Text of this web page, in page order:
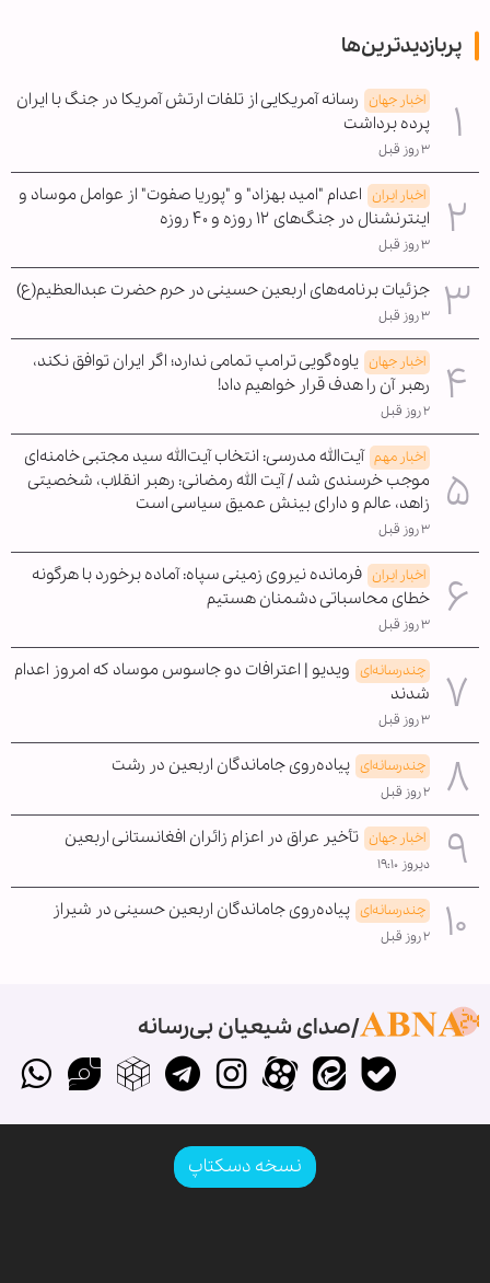
پربازدیدترین‌ها
اخبار جهان رسانه آمریکایی از تلفات ارتش آمریکا در جنگ با ایران
پرده برداشت
۳ روز قبل
اخبار ایران اعدام "امید بهزاد" و "پوریا صفوت" از عوامل موساد و
اینترنشنال در جنگ‌های ۱۲ روزه و ۴۰ روزه
۳ روز قبل
جزئیات برنامه‌های اربعین حسینی در حرم حضرت عبدالعظیم(ع)
۳ روز قبل
اخبار جهان یاوه‌گویی ترامپ تمامی ندارد؛ اگر ایران توافق نکند،
رهبر آن را هدف قرار خواهیم داد!
۲ روز قبل
اخبار مهم آیت‌الله مدرسی: انتخاب آیت‌الله سید مجتبی خامنه‌ای
موجب خرسندی شد / آیت الله رمضانی: رهبر انقلاب، شخصیتی
زاهد، عالم و دارای بینش عمیق سیاسی است
۳ روز قبل
اخبار ایران فرمانده نیروی زمینی سپاه: آماده برخورد با هرگونه
خطای محاسباتی دشمنان هستیم
۳ روز قبل
چندرسانه‌ای ویدیو | اعترافات دو جاسوس موساد که امروز اعدام
شدند
۳ روز قبل
چندرسانه‌ای پیاده‌روی جاماندگان اربعین در رشت
۲ روز قبل
اخبار جهان تأخیر عراق در اعزام زائران افغانستانی اربعین
دیروز ۱۹:۱۰
چندرسانه‌ای پیاده‌روی جاماندگان اربعین حسینی در شیراز
۲ روز قبل
صدای شیعیان بی‌رسانه
نسخه دسکتاپ